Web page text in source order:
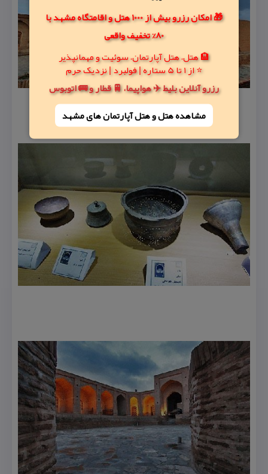
🎁 امکان رزرو بیش از 1000 هتل و اقامتگاه مشهد با
80% تخفیف واقعی
🏨 هتل، هتل آپارتمان، سوئیت و مهمانپذیر
⭐ از 1 تا 5 ستاره | فولبرد | نزدیک حرم
رزرو آنلاین بلیط ✈️ هواپیما، 🚆 قطار و 🚌 اتوبوس
مشاهده هتل و هتل‌ آپارتمان های مشهد